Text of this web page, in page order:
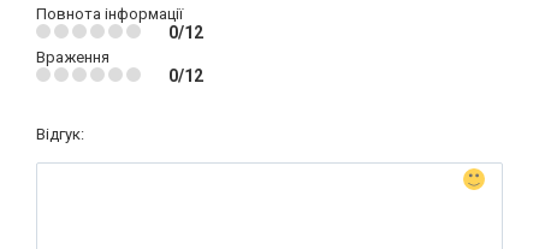
Повнота інформації
0/12
Враження
0/12
Відгук: